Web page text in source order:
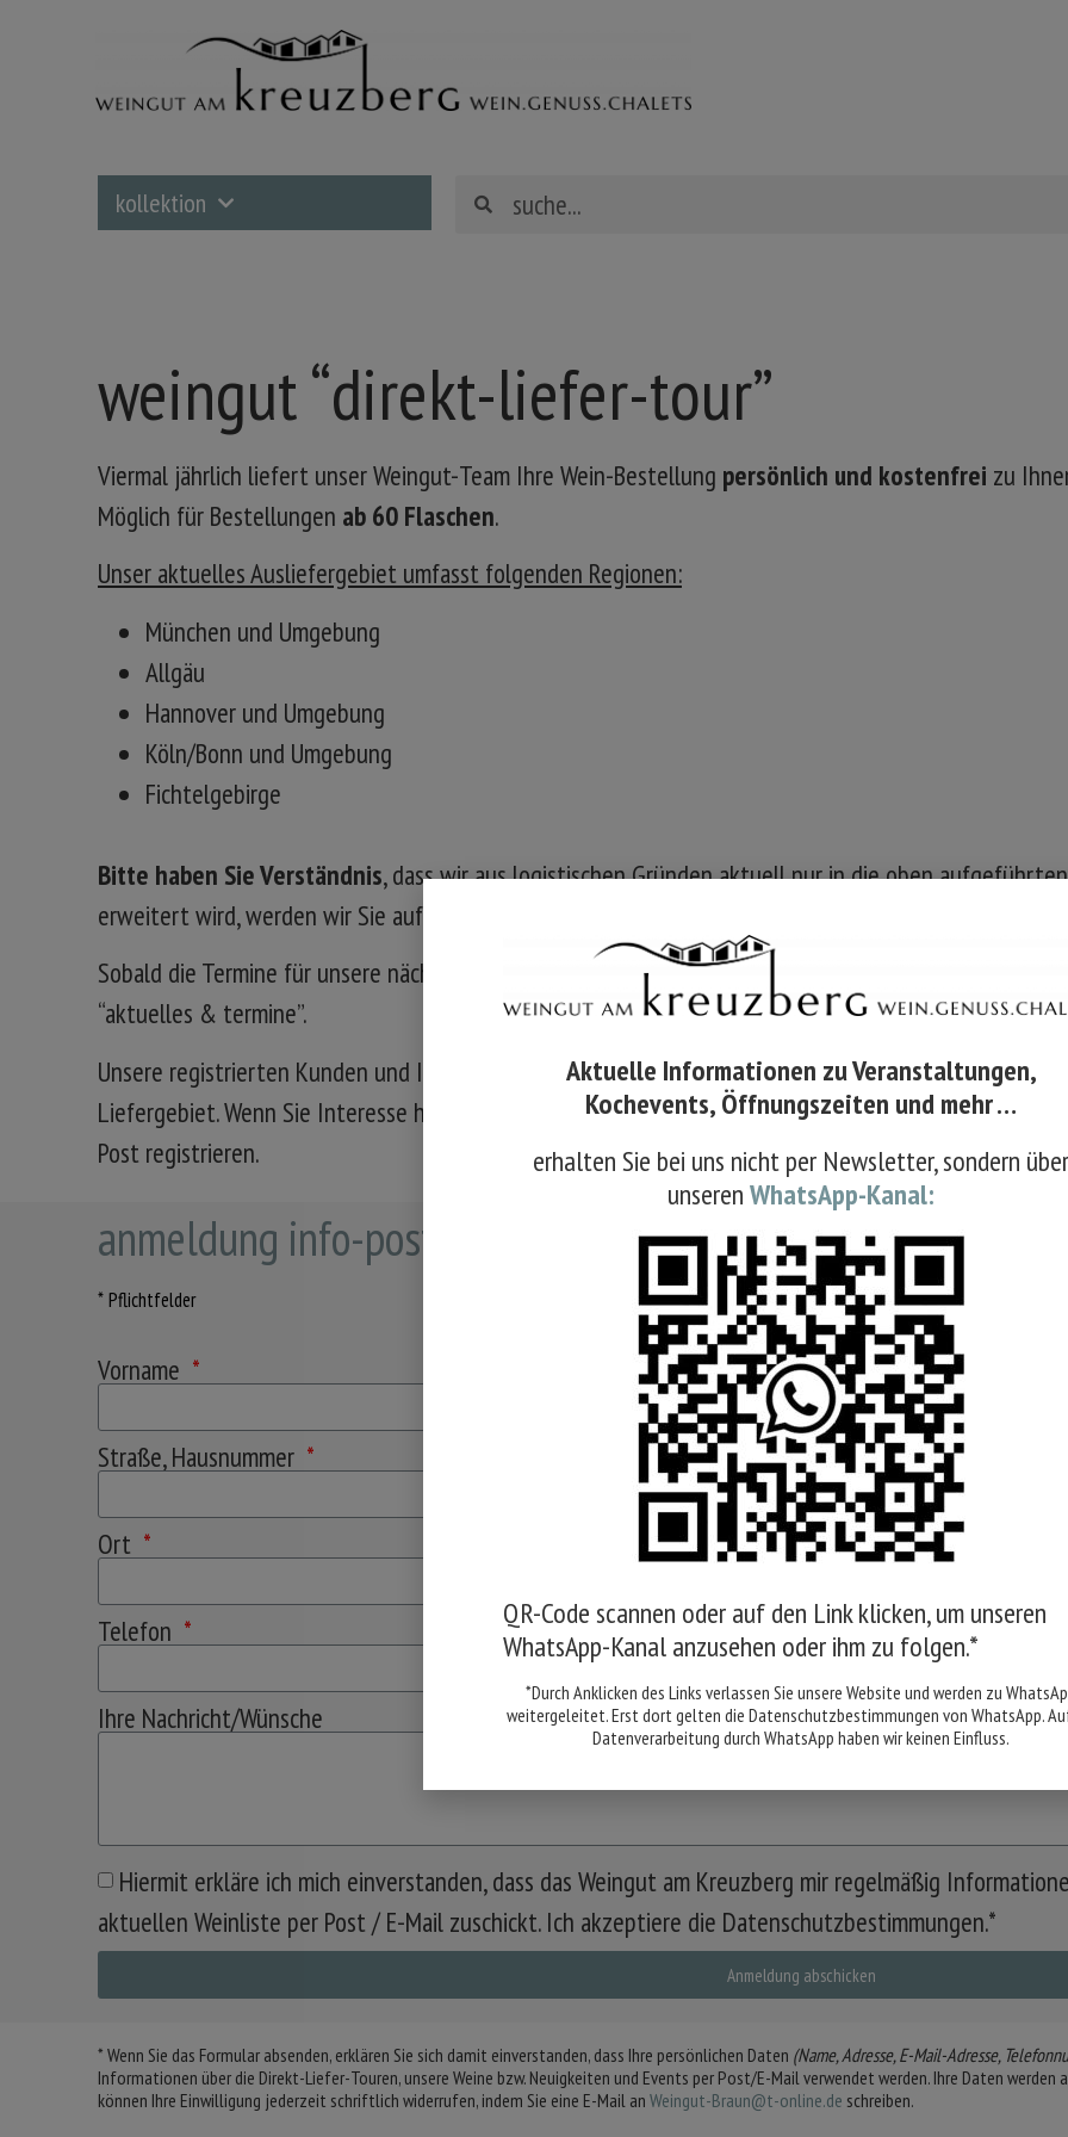
kollektion
weingut “direkt-liefer-tour”
Viermal jährlich liefert unser Weingut-Team Ihre Wein-Bestellung persönlich und kostenfrei zu
Möglich für Bestellungen ab 60 Flaschen.
Unser aktuelles Ausliefergebiet umfasst folgenden Regionen:
München und Umgebung
Allgäu
Hannover und Umgebung
Köln/Bonn und Umgebung
Fichtelgebirge
Bitte haben Sie Verständnis, dass wir aus logistischen Gründen aktuell nur in die oben
erweitert wird, werden wir Sie auf unserer Homepage darüber informieren.
Sobald die Termine für unsere nächste Direkt-Liefer-Tour feststehen, veröffentlichen wir diese auf
“aktuelles & termine”.
Unsere registrierten Kunden und Interessenten
erhalten vorab per Post die aktuelle Weinliste
Liefergebiet. Wenn Sie Interesse haben und wir Sie auf dem Laufenden halten sollen, können Sie
Post registrieren.
anmeldung info-post
* Pflichtfelder
Vorname Name
Straße, Hausnummer PLZ
Ort E-Mail
Telefon Geburtsdatum
Ihre Nachricht/Wünsche
Hiermit erkläre ich mich einverstanden, dass das Weingut am Kreuzberg mir regelmäßig
aktuellen Weinliste per Post / E-Mail zuschickt. Ich akzeptiere die Datenschutzbestimmungen.*
Anmeldung abschicken
* Wenn Sie das Formular absenden, erklären Sie sich damit einverstanden, dass Ihre persönlichen Daten (Name, Adresse, E-Mail-Adresse,
Informationen über die Direkt-Liefer-Touren, unsere Weine bzw. Neuigkeiten und Events per Post/E-Mail verwendet werden. Ihre Daten werden
können Ihre Einwilligung jederzeit schriftlich widerrufen, indem Sie eine E-Mail an Weingut-Braun@t-online.de schreiben.
Aktuelle Informationen zu Veranstaltungen,
Kochevents, Öffnungszeiten und mehr …
erhalten Sie bei uns nicht per Newsletter, sondern über
unserenWhatsApp-Kanal:
QR-Code scannen oder auf den Link klicken, um unseren
WhatsApp-Kanal anzusehen oder ihm zu folgen.*
*Durch Anklicken des Links verlassen Sie unsere Website und werden zu
weitergeleitet. Erst dort gelten die Datenschutzbestimmungen von WhatsApp.
Datenverarbeitung durch WhatsApp haben wir keinen Einfluss.